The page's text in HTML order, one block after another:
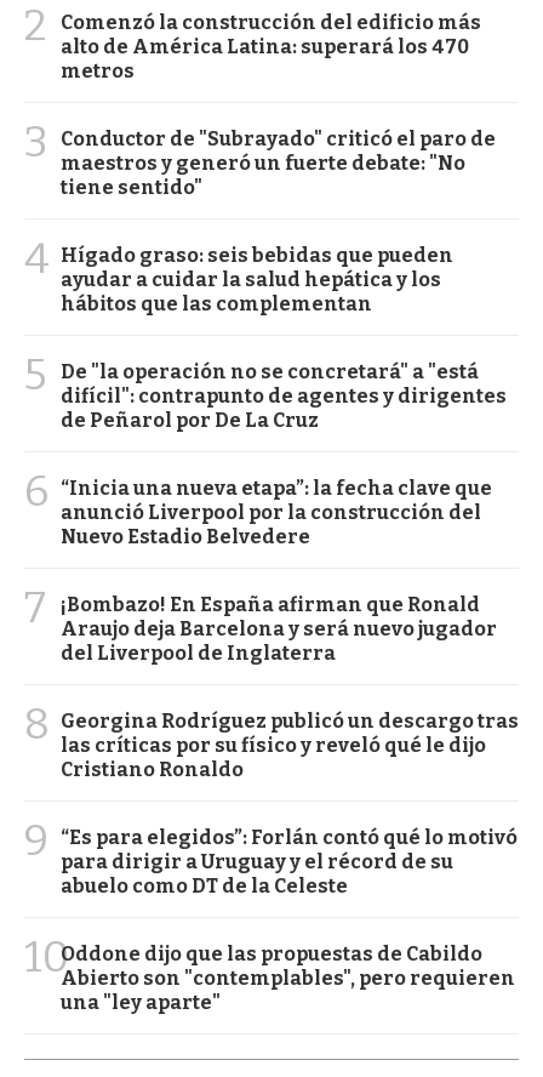
2
Comenzó la construcción del edificio más
alto de América Latina: superará los 470
metros
3
Conductor de "Subrayado" criticó el paro de
maestros y generó un fuerte debate: "No
tiene sentido"
4 Hígado graso: seis bebidas que pueden
ayudar a cuidar la salud hepática y los
hábitos que las complementan
5
De "la operación no se concretará" a "está
difícil": contrapunto de agentes y dirigentes
de Peñarol por De La Cruz
6
“Inicia una nueva etapa”: la fecha clave que
anunció Liverpool por la construcción del
Nuevo Estadio Belvedere
7
¡Bombazo! En España afirman que Ronald
Araujo deja Barcelona y será nuevo jugador
del Liverpool de Inglaterra
8
Georgina Rodríguez publicó un descargo tras
las críticas por su físico y reveló qué le dijo
Cristiano Ronaldo
9
“Es para elegidos”: Forlán contó qué lo motivó
para dirigir a Uruguay y el récord de su
abuelo como DT de la Celeste
10Oddone dijo que las propuestas de Cabildo
Abierto son "contemplables", pero requieren
una "ley aparte"